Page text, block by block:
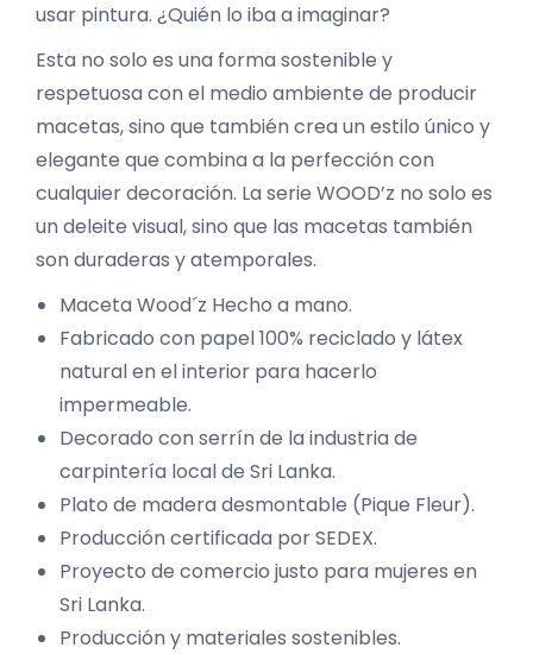
usar pintura. ¿Quién lo iba a imaginar?
Esta no solo es una forma sostenible y
respetuosa con el medio ambiente de producir
macetas, sino que también crea un estilo único y
elegante que combina a la perfección con
cualquier decoración. La serie WOOD’z no solo es
un deleite visual, sino que las macetas también
son duraderas y atemporales.
Maceta Wood´z Hecho a mano.
Fabricado con papel 100% reciclado y látex
natural en el interior para hacerlo
impermeable.
Decorado con serrín de la industria de
carpintería local de Sri Lanka.
Plato de madera desmontable (Pique Fleur).
Producción certificada por SEDEX.
Proyecto de comercio justo para mujeres en
Sri Lanka.
Producción y materiales sostenibles.